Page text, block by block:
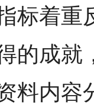
标着重
的成就
料内容